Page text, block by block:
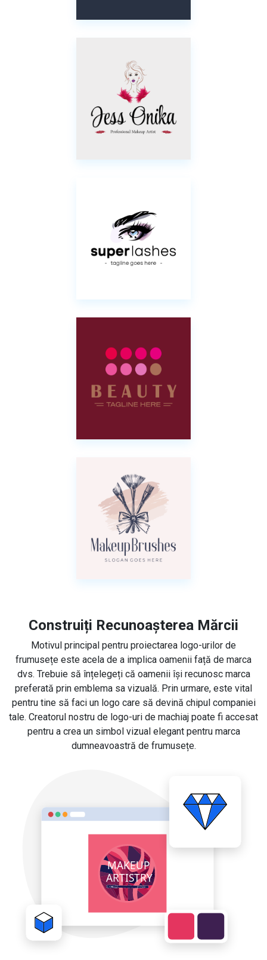
Construiți Recunoașterea Mărcii
Motivul principal pentru proiectarea logo-urilor de
frumusețe este acela de a implica oamenii față de marca
dvs. Trebuie să înțelegeți că oamenii își recunosc marca
preferată prin emblema sa vizuală. Prin urmare, este vital
pentru tine să faci un logo care să devină chipul companiei
tale. Creatorul nostru de logo-uri de machiaj poate fi accesat
pentru a crea un simbol vizual elegant pentru marca
dumneavoastră de frumusețe.